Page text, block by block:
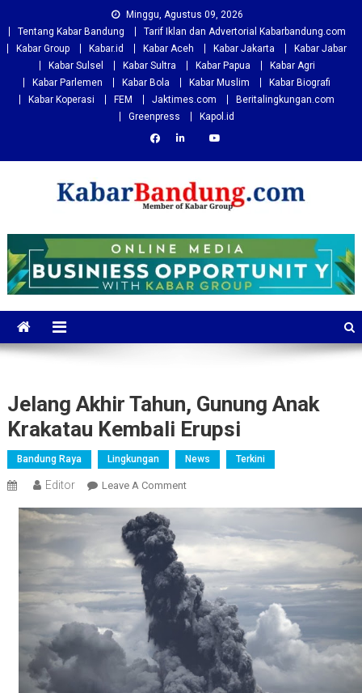
to
content
Minggu, Agustus 09, 2026
Tentang Kabar Bandung
Tarif Iklan dan Advertorial Kabarbandung.com
Kabar Group
Kabar.id Kabar Aceh Kabar Jakarta
Kabar Jabar
Kabar Sulsel
Kabar Sultra Kabar Papua
Kabar Agri
Kabar Parlemen
Kabar Bola Kabar Muslim
Kabar Biografi
Kabar Koperasi
FEM Jaktimes.com
Beritalingkungan.com
Greenpress
Kapol.id
Kabarbandung.com
Jelang Akhir Tahun, Gunung Anak
Krakatau Kembali Erupsi
Bandung Raya Lingkungan News Terkini
Editor Leave A CommentOn
Tahun,
Anak
Krakatau
Kembali
Erupsi